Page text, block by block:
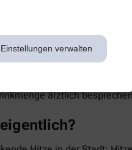
Einstellungen verwalten
Der ist im Sommer
meist die Folge.
auch ernsthaft die
es sein. Die besten
wie Melonen, Gurken oder
ärztlich